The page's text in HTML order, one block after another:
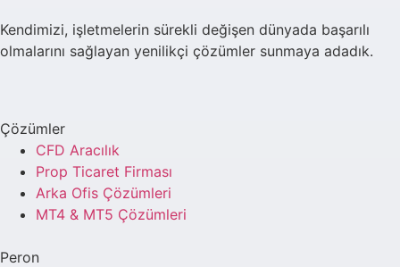
Kendimizi, işletmelerin sürekli değişen dünyada başarılı
olmalarını sağlayan yenilikçi çözümler sunmaya adadık.
Çözümler
CFD Aracılık
Prop Ticaret Firması
Arka Ofis Çözümleri
MT4 & MT5 Çözümleri
Peron